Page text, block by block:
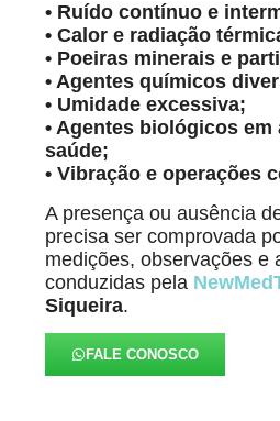
• Ruído contínuo e
• Calor e radiação
• Poeiras minerais e
• Agentes químicos
• Umidade excessiva;
• Agentes biológicos em
saúde;
• Vibração e operações
A presença ou ausência
precisa ser comprovada
medições, observações e
conduzidas pela
Siqueira.
FALE CONOSCO